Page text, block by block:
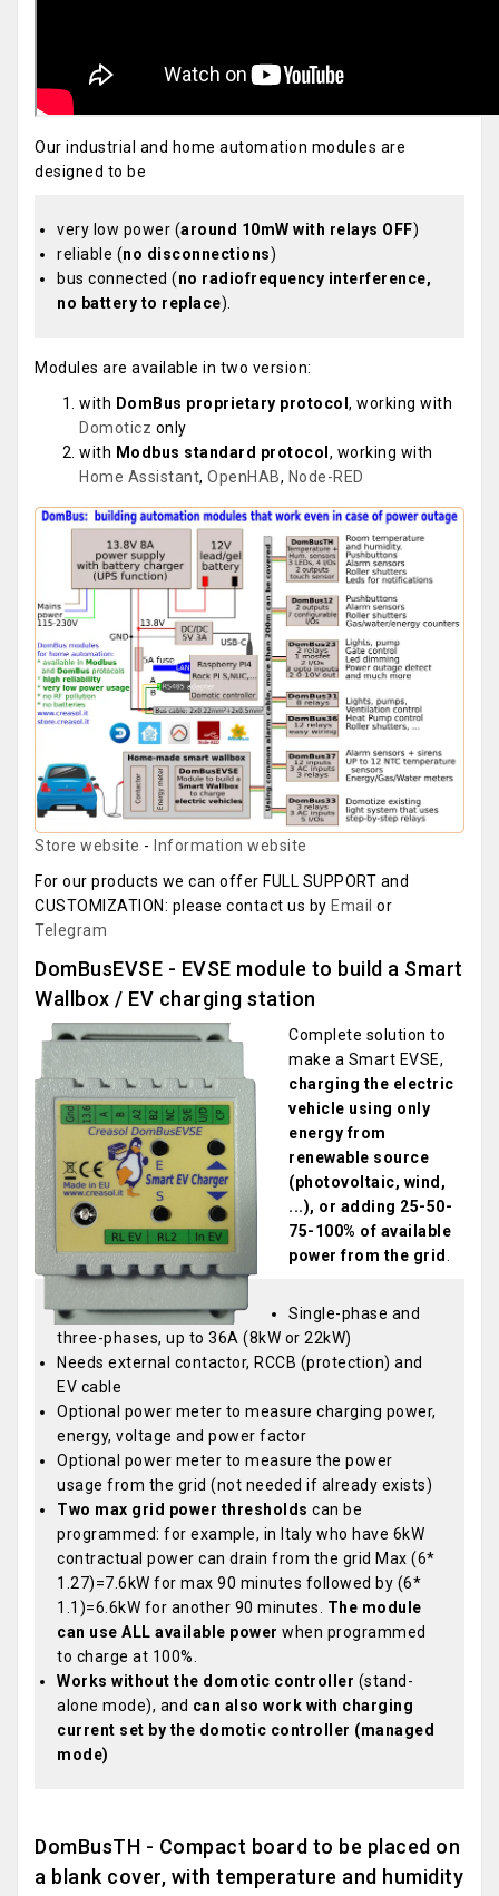
Our industrial and home automation modules are
designed to be
very low power (around 10mW with relays OFF)
reliable (no disconnections)
bus connected (no radiofrequency interference,
no battery to replace).
Modules are available in two version:
with DomBus proprietary protocol , working with
Domoticz only
with Modbus standard protocol , working with
Home Assistant, OpenHAB, Node-RED
Store website - Information website
For our products we can offer FULL SUPPORT and
CUSTOMIZATION: please contact us by Email or
Telegram
DomBusEVSE - EVSE module to build a Smart
Wallbox / EV charging station
Complete solution to
make a Smart EVSE,
charging the electric
vehicle using only
energy from
renewable source
(photovoltaic, wind,
...), or adding 25-50-
75-100% of available
power from the grid
Single-phase and
three-phases, up to 36A (8kW or 22kW)
Needs external contactor, RCCB (protection) and
EV cable
Optional power meter to measure charging power,
energy, voltage and power factor
Optional power meter to measure the power
usage from the grid (not needed if already exists)
Two max grid power thresholds can be
programmed: for example, in Italy who have 6kW
contractual power can drain from the grid Max (6*
1.27)=7.6kW for max 90 minutes followed by (6*
1.1)=6.6kW for another 90 minutes. The module
can use ALL available power when programmed
to charge at 100%.
Works without the domotic controller (stand-
alone mode), and can also work with charging
current set by the domotic controller (managed
mode)
DomBusTH - Compact board to be placed on
a blank cover, with temperature and humidity